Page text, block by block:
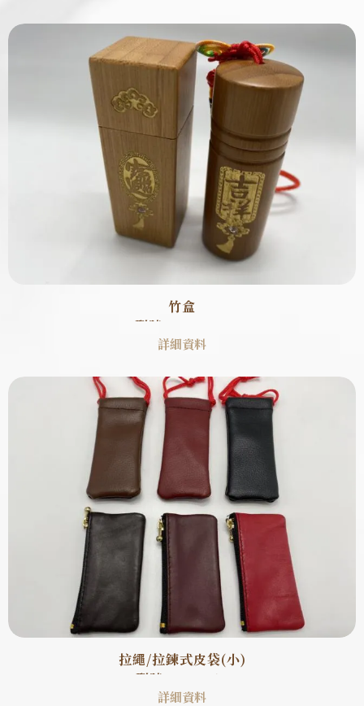
竹盒
型號 : SB0009
詳細資料
拉繩/拉鍊式皮袋(小)
型號 : SB0010
詳細資料